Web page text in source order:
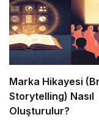
Marka Hikayesi
Storytelling) Nasıl
Oluşturulur?